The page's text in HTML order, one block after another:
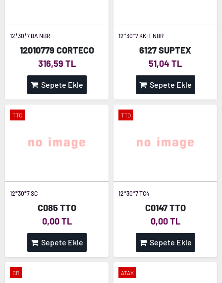
12*30*7 BA NBR
12010779 CORTECO
316,59 TL
Sepete Ekle
12*30*7 KK-T NBR
6127 SUPTEX
51,04 TL
Sepete Ekle
TTO
12*30*7 SC
C085 TTO
0,00 TL
Sepete Ekle
TTO
12*30*7 TC4
C0147 TTO
0,00 TL
Sepete Ekle
CR ATAX